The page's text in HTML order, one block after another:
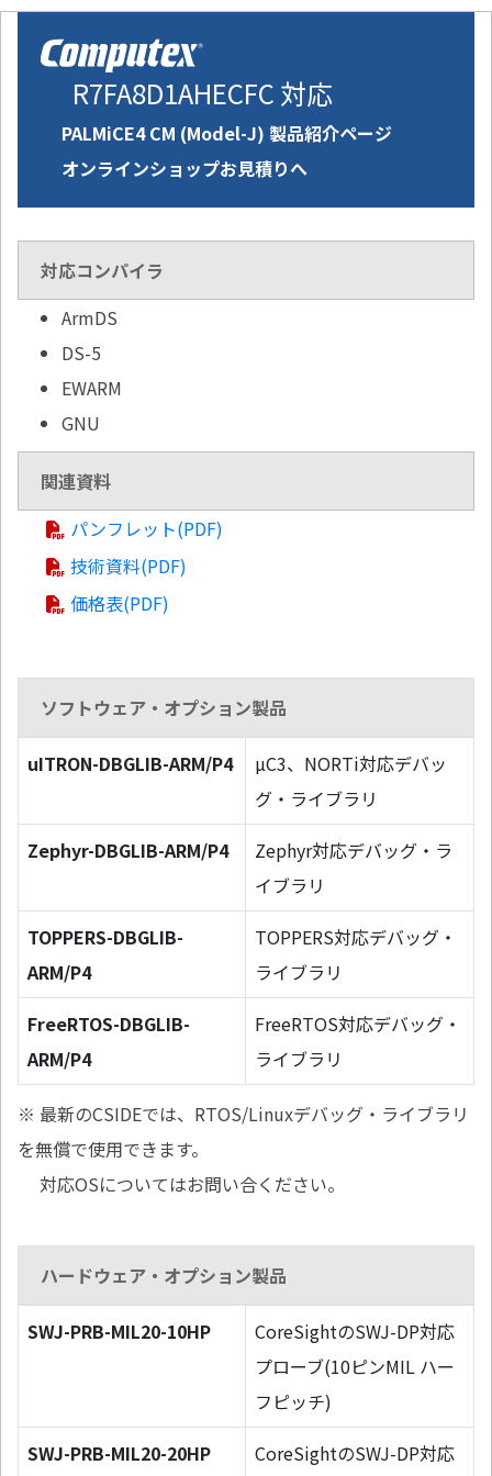
R7FA8D1AHECFC 対応
PALMiCE4 CM (Model-J) 製品紹介ページ
オンラインショップお見積りへ
対応コンパイラ
ArmDS
DS-5
EWARM
GNU
関連資料
パンフレット(PDF)
技術資料(PDF)
価格表(PDF)
ソフトウェア・オプション製品
uITRON-DBGLIB-ARM/P4
µC3、NORTi対応デバッ
グ・ライブラリ
Zephyr-DBGLIB-ARM/P4
Zephyr対応デバッグ・ラ
イブラリ
TOPPERS-DBGLIB-
ARM/P4
TOPPERS対応デバッグ・
ライブラリ
FreeRTOS-DBGLIB-
ARM/P4
FreeRTOS対応デバッグ・
ライブラリ
※ 最新のCSIDEでは、RTOS/Linuxデバッグ・ライブラリ
を無償で使用できます。
対応OSについてはお問い合ください。
ハードウェア・オプション製品
SWJ-PRB-MIL20-10HP
CoreSightのSWJ-DP対応
プローブ(10ピンMIL ハー
フピッチ)
SWJ-PRB-MIL20-20HP
CoreSightのSWJ-DP対応